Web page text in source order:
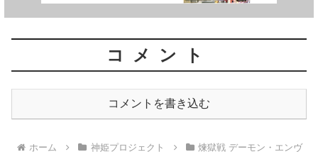
コメント
コメントを書き込む
ホーム 神姫プロジェクト 煉獄戦 デーモン・エンヴ